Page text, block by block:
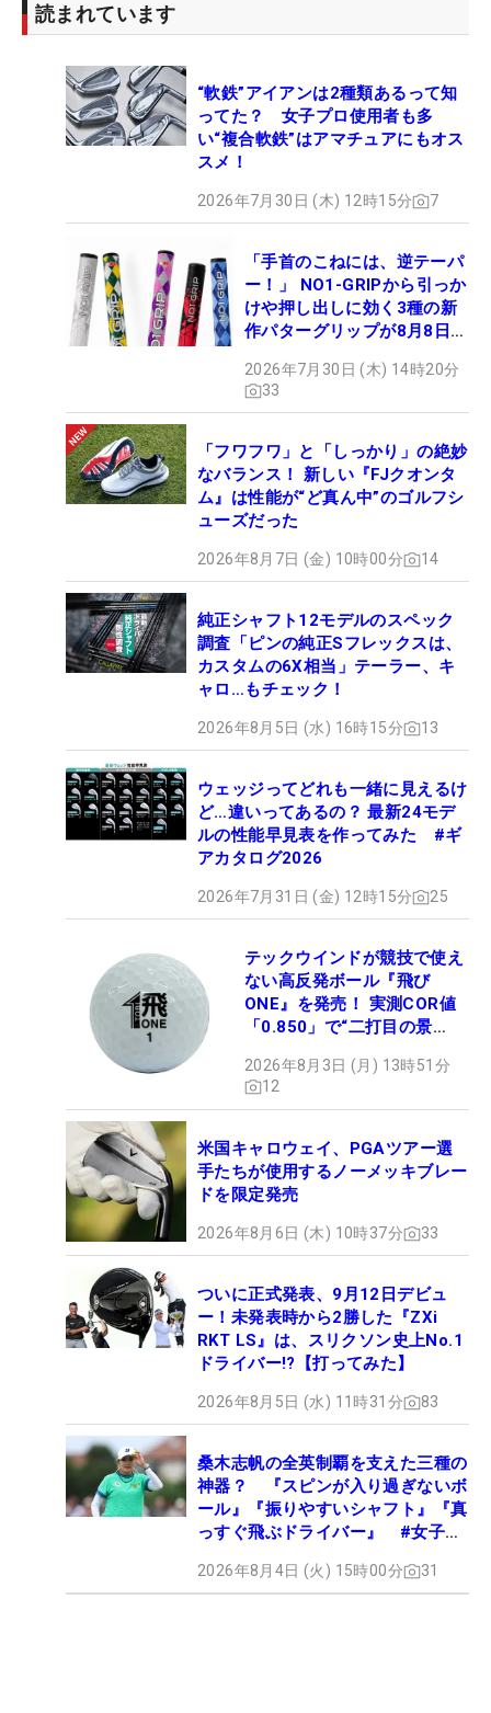
読まれています
“軟鉄”アイアンは2種類あるって知
ってた？ 女子プロ使用者も多
い“複合軟鉄”はアマチュアにもオス
スメ！
2026年7月30日 (木) 12時15分 7
「手首のこねには、逆テーパ
ー！」 NO1-GRIPから引っか
けや押し出しに効く3種の新
作パターグリップが8月8日デ
2026年7月30日 (木) 14時20分
33
「フワフワ」と「しっかり」の絶妙
なバランス！ 新しい『FJクオンタ
ム』は性能が“ど真ん中”のゴルフシ
ューズだった
2026年8月7日 (金) 10時00分 14
純正シャフト12モデルのスペック
調査「ピンの純正Sフレックスは、
カスタムの6X相当」テーラー、キ
ャロ…もチェック！
2026年8月5日 (水) 16時15分 13
ウェッジってどれも一緒に見えるけ
ど…違いってあるの？ 最新24モデ
ルの性能早見表を作ってみた #ギ
アカタログ2026
2026年7月31日 (金) 12時15分 25
テックウインドが競技で使え
ない高反発ボール『飛び
ONE』を発売！ 実測COR値
「0.850」で“二打目の景
2026年8月3日 (月) 13時51分
12
米国キャロウェイ、PGAツアー選
手たちが使用するノーメッキブレー
ドを限定発売
2026年8月6日 (木) 10時37分 33
ついに正式発表、9月12日デビュ
ー！未発表時から2勝した『ZXi
RKT LS』は、スリクソン史上No.1
ドライバー!?【打ってみた】
2026年8月5日 (水) 11時31分 83
桑木志帆の全英制覇を支えた三種の
神器？ 『スピンが入り過ぎないボ
ール』『振りやすいシャフト』『真
っすぐ飛ぶドライバー』 #女子プ
2026年8月4日 (火) 15時00分 31